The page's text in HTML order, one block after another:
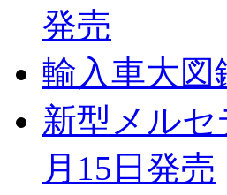
発売
輸入車大図
新型メルセ
月15日発売